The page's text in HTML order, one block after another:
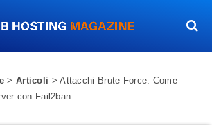
> Articoli >Attacchi Brute Force: Come
con Fail2ban